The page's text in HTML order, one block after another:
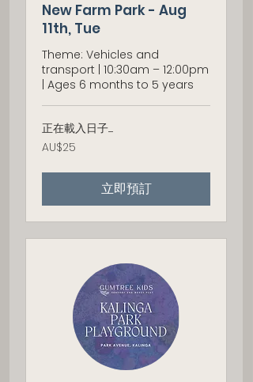
New Farm Park - Aug
11th, Tue
Theme: Vehicles and
transport | 10:30am – 12:00pm
| Ages 6 months to 5 years
正在載入日子......
25
澳
利
AU$25
立即預訂